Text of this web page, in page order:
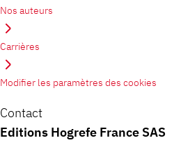
Nos auteurs
Carrières
Modifier les paramètres des cookies
Contact
Editions Hogrefe France SAS